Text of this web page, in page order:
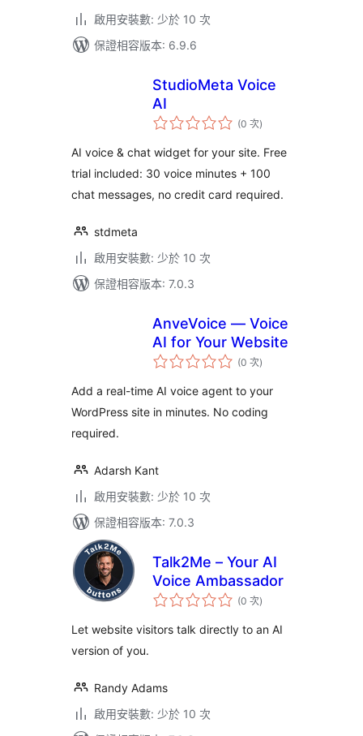
啟用安裝數: 少於 10 次
保證相容版本: 6.9.6
StudioMeta Voice
AI
(0 次評
分
數
)
AI voice & chat widget for your site. Free
trial included: 30 voice minutes + 100
chat messages, no credit card required.
stdmeta
啟用安裝數: 少於 10 次
保證相容版本: 7.0.3
AnveVoice — Voice
AI for Your Website
(0 次評
分
數
)
Add a real-time AI voice agent to your
WordPress site in minutes. No coding
required.
Adarsh Kant
啟用安裝數: 少於 10 次
保證相容版本: 7.0.3
Talk2Me – Your AI
Voice Ambassador
(0 次評
分
數
)
Let website visitors talk directly to an AI
version of you.
Randy Adams
啟用安裝數: 少於 10 次